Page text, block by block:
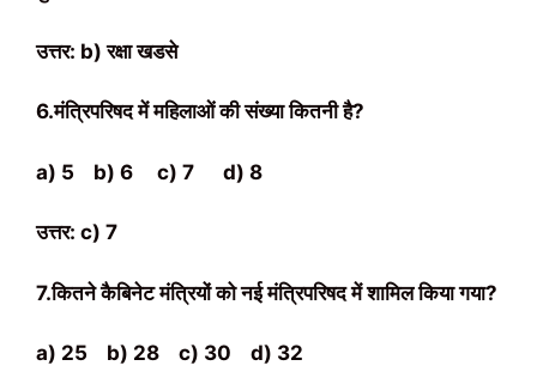
उत्तर: b) रक्षा खडसे
6.मंत्रिपरिषद में महिलाओं की संख्या कितनी है?
a) 5 b) 6 c) 7 d) 8
उत्तर: c) 7
7.कितने कैबिनेट मंत्रियों को नई मंत्रिपरिषद में शामिल किया गया?
a) 25 b) 28 c) 30 d) 32